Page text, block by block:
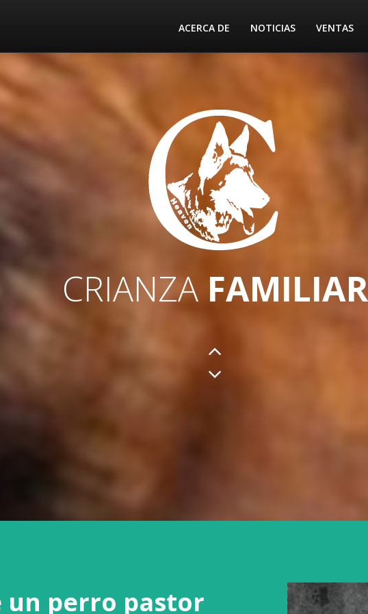
ACERCA DE NOTICIAS VENTAS
CRIANZA
CRIADEROCASPAL
CRIANZA FAMILIAR
CRIANZA
CRIADERO
un perro pastor